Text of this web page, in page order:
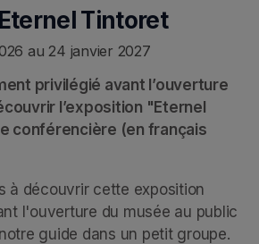
Tintoret
au 24 janvier 2027
privilégié avant l’ouverture
l’exposition "Eternel
conférencière (en français
à découvrir cette exposition
l'ouverture du musée au public
guide dans un petit groupe.